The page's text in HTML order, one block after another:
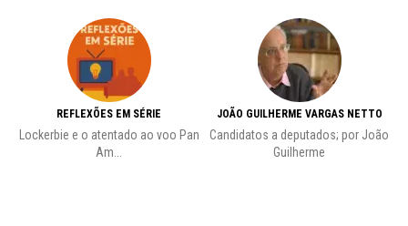
REFLEXÕES EM SÉRIE
Lockerbie e o atentado ao voo Pan
Am...
JOÃO GUILHERME VARGAS NETTO
Candidatos a deputados; por João
Guilherme